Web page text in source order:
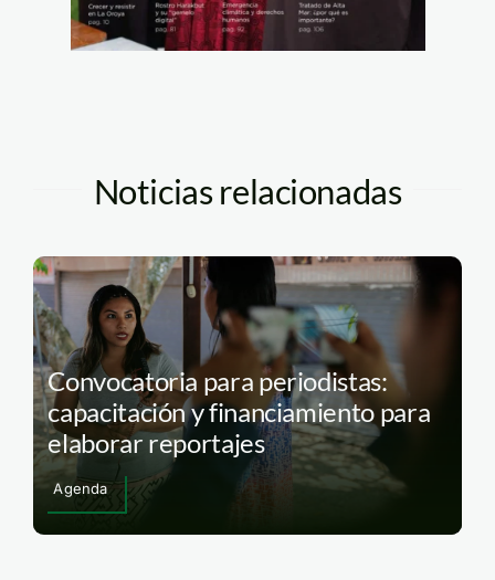
Noticias relacionadas
Convocatoria para periodistas:
capacitación y financiamiento para
elaborar reportajes
Agenda